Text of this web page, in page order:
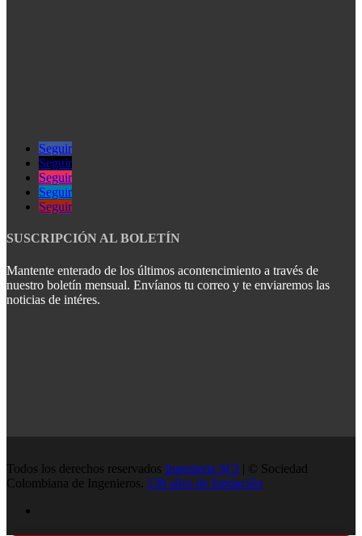
Seguir
Seguir
Seguir
Seguir
Seguir
SUSCRIPCIÓN AL BOLETÍN
Mantente enterado de los últimos acontencimiento a través de
nuestro boletín mensual. Envíanos tu correo y te enviaremos las
noticias de intéres.
Todos los derechos reservados Ingenieria SCI | © Sociedad
Colombiana de Ingenieros. 138 años de fundación